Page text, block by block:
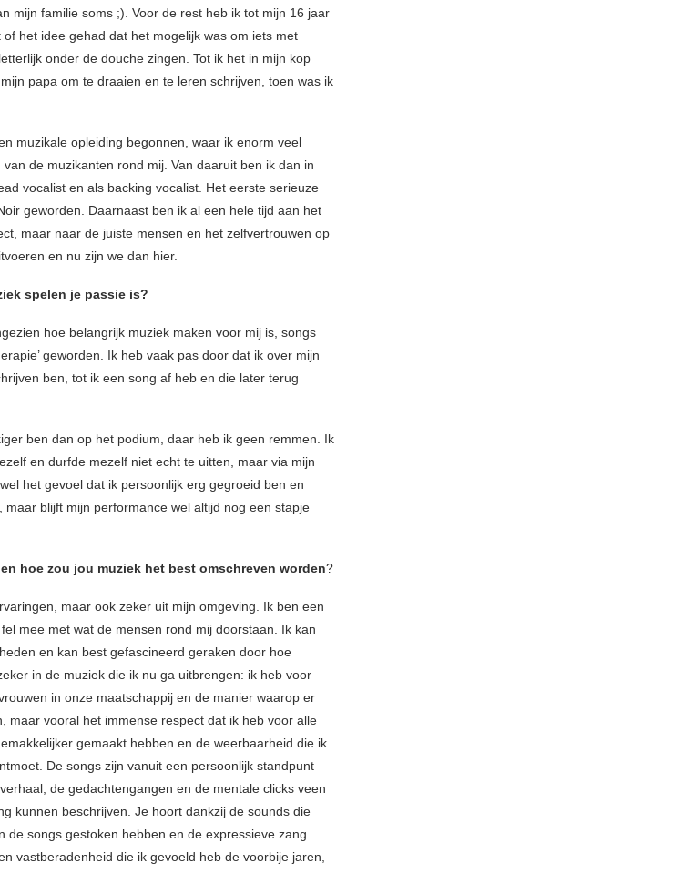
mijn familie soms ;). Voor de rest heb ik tot mijn 16 jaar
het idee gehad dat het mogelijk was om iets met
onder de douche zingen. Tot ik het in mijn kop
papa om te draaien en te leren schrijven, toen was ik
muzikale opleiding begonnen, waar ik enorm veel
de muzikanten rond mij. Van daaruit ben ik dan in
vocalist en als backing vocalist. Het eerste serieuze
geworden. Daarnaast ben ik al een hele tijd aan het
maar naar de juiste mensen en het zelfvertrouwen op
en nu zijn we dan hier.
spelen je passie is?
hoe belangrijk muziek maken voor mij is, songs
geworden. Ik heb vaak pas door dat ik over mijn
ben, tot ik een song af heb en die later terug
ben dan op het podium, daar heb ik geen remmen. Ik
en durfde mezelf niet echt te uitten, maar via mijn
het gevoel dat ik persoonlijk erg gegroeid ben en
blijft mijn performance wel altijd nog een stapje
hoe zou jou muziek het best omschreven worden?
maar ook zeker uit mijn omgeving. Ik ben een
mee met wat de mensen rond mij doorstaan. Ik kan
en kan best gefascineerd geraken door hoe
in de muziek die ik nu ga uitbrengen: ik heb voor
in onze maatschappij en de manier waarop er
maar vooral het immense respect dat ik heb voor alle
gemaakt hebben en de weerbaarheid die ik
De songs zijn vanuit een persoonlijk standpunt
de gedachtengangen en de mentale clicks veen
kunnen beschrijven. Je hoort dankzij de sounds die
de songs gestoken hebben en de expressieve zang
vastberadenheid die ik gevoeld heb de voorbije jaren,